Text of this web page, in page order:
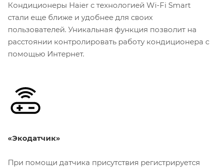
Кондиционеры Haier с технологией Wi-Fi Smart
стали еще ближе и удобнее для своих
пользователей. Уникальная функция позволит на
расстоянии контролировать работу кондиционера с
помощью Интернет.
«Экодатчик»
При помощи датчика присутствия регистрируется